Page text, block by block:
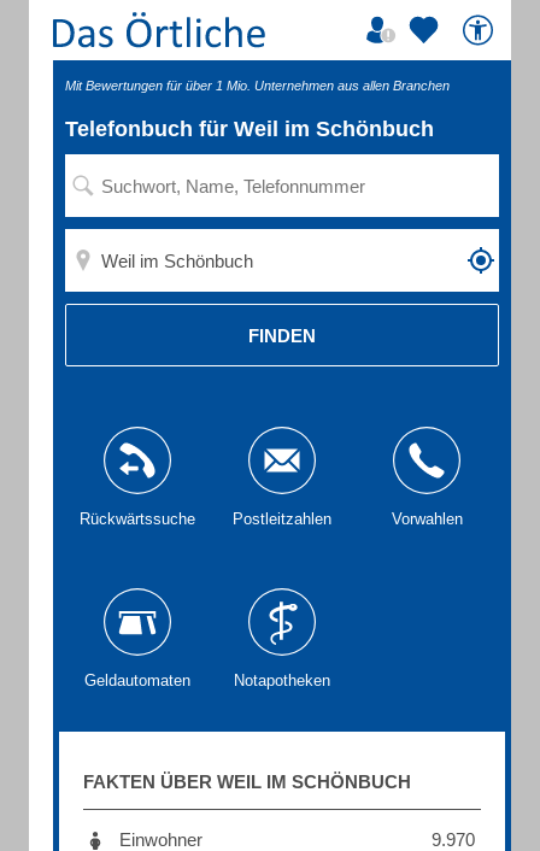
Mit Bewertungen für über 1 Mio. Unternehmen aus allen Branchen
Telefonbuch für Weil im Schönbuch
FINDEN
Rückwärtssuche Postleitzahlen Vorwahlen
Geldautomaten Notapotheken
FAKTEN ÜBER WEIL IM SCHÖNBUCH
Einwohner
9.970